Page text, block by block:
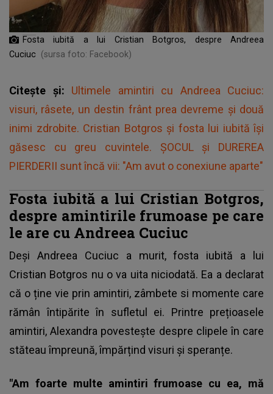
Fosta iubită a lui Cristian Botgros, despre Andreea
Cuciuc
(sursa foto: Facebook)
Citește și: Ultimele amintiri cu Andreea Cuciuc:
visuri, râsete, un destin frânt prea devreme și două
inimi zdrobite. Cristian Botgros și fosta lui iubită își
găsesc cu greu cuvintele. ȘOCUL și DUREREA
PIERDERII sunt încă vii: "Am avut o conexiune aparte"
Fosta iubită a lui Cristian Botgros,
despre amintirile frumoase pe care
le are cu Andreea Cuciuc
Deși Andreea Cuciuc a murit,fosta iubită a lui
Cristian Botgros nu o va uita niciodată. Ea a declarat
că o ține vie prin amintiri, zâmbete si momente care
rămân întipărite în sufletul ei. Printre prețioasele
amintiri, Alexandra povestește despre clipele în care
stăteau împreună, împărțind visuri și speranțe.
"Am foarte multe amintiri frumoase cu ea, mă